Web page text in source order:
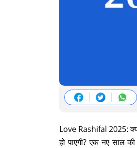
Love Rashifal 2025: क्या
हो पाएगी? एक नए साल